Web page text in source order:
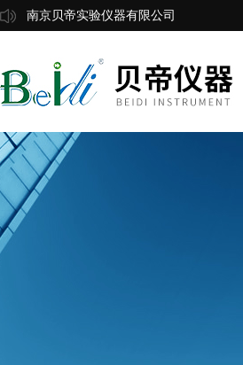
南京贝帝实验仪器有限公司